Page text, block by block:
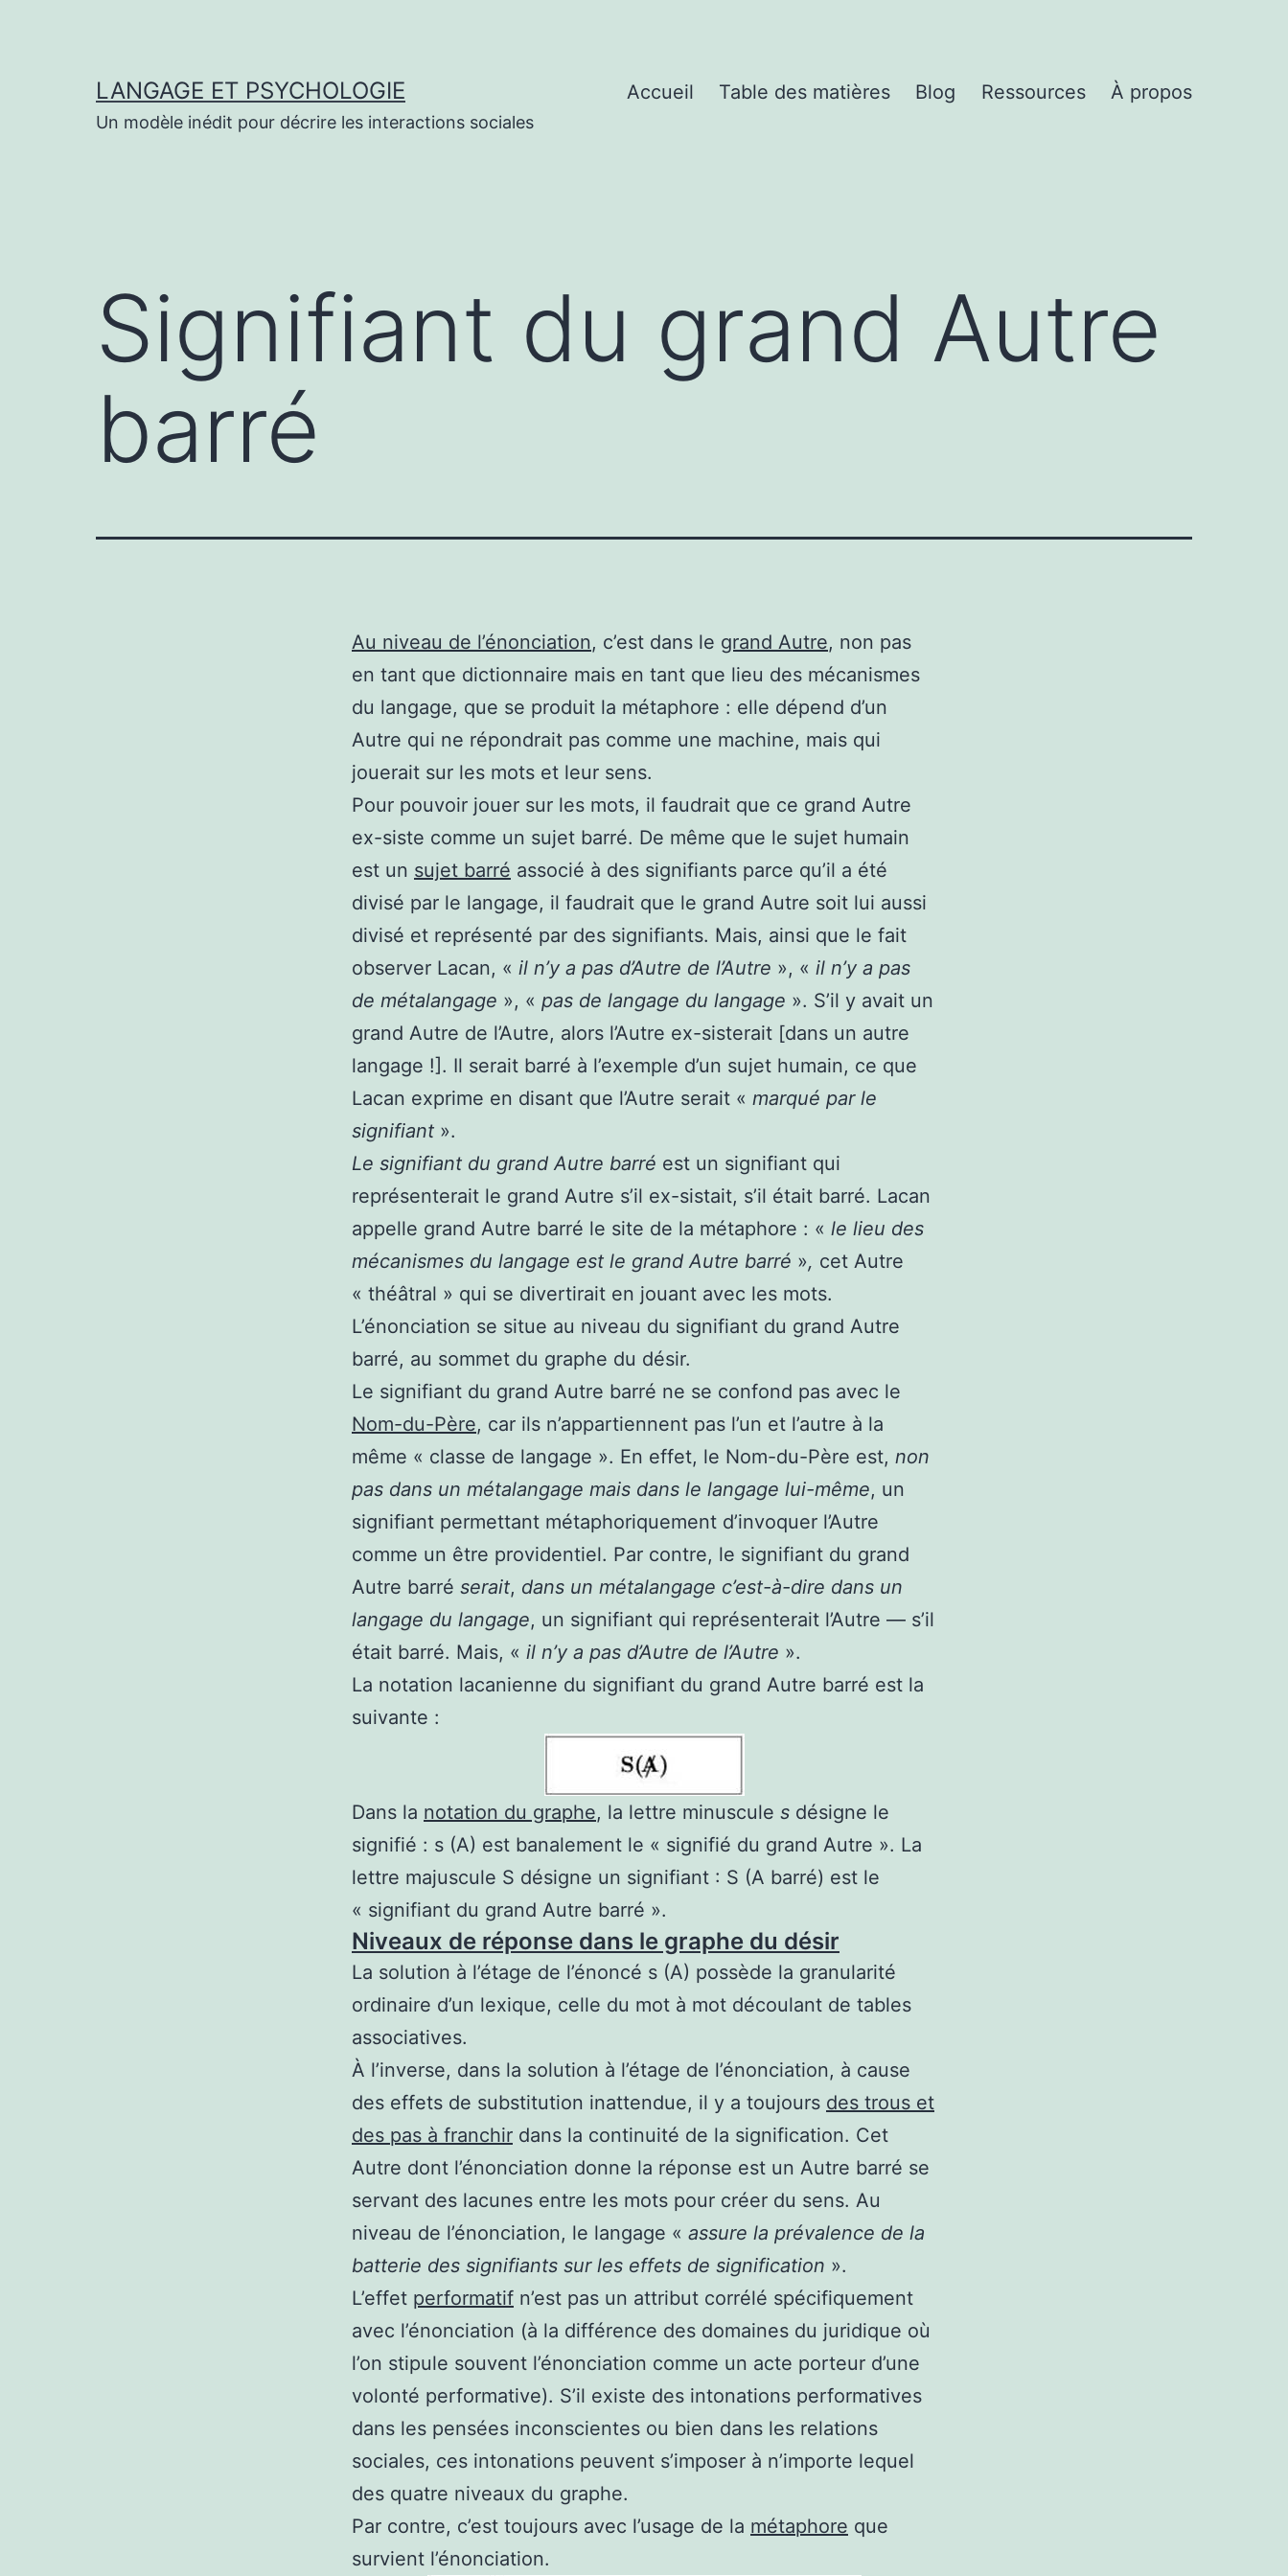
LANGAGE ET PSYCHOLOGIE
Un modèle inédit pour décrire les interactions sociales
Accueil Table des matières Blog Ressources À propos
Signifiant du grand Autre
barré
Au niveau de l’énonciation, c’est dans le grand Autre, non pas
en tant que dictionnaire mais en tant que lieu des mécanismes
du langage, que se produit la métaphore : elle dépend d’un
Autre qui ne répondrait pas comme une machine, mais qui
jouerait sur les mots et leur sens.
Pour pouvoir jouer sur les mots, il faudrait que ce grand Autre
ex-siste comme un sujet barré. De même que le sujet humain
est un sujet barré associé à des signifiants parce qu’il a été
divisé par le langage, il faudrait que le grand Autre soit lui aussi
divisé et représenté par des signifiants. Mais, ainsi que le fait
observer Lacan, « il n’y a pas d’Autre de l’Autre », « il n’y a pas
de métalangage », « pas de langage du langage ». S’il y avait un
grand Autre de l’Autre, alors l’Autre ex-sisterait [dans un autre
langage !]. Il serait barré à l’exemple d’un sujet humain, ce que
Lacan exprime en disant que l’Autre serait « marqué par le
signifiant ».
Le signifiant du grand Autre barré est un signifiant qui
représenterait le grand Autre s’il ex-sistait, s’il était barré. Lacan
appelle grand Autre barré le site de la métaphore : « le lieu des
mécanismes du langage est le grand Autre barré », cet Autre
« théâtral » qui se divertirait en jouant avec les mots.
L’énonciation se situe au niveau du signifiant du grand Autre
barré, au sommet du graphe du désir.
Le signifiant du grand Autre barré ne se confond pas avec le
Nom-du-Père, car ils n’appartiennent pas l’un et l’autre à la
même « classe de langage ». En effet, le Nom-du-Père est, non
pas dans un métalangage mais dans le langage lui-même, un
signifiant permettant métaphoriquement d’invoquer l’Autre
comme un être providentiel. Par contre, le signifiant du grand
Autre barré serait, dans un métalangage c’est-à-dire dans un
langage du langage, un signifiant qui représenterait l’Autre — s’il
était barré. Mais, « il n’y a pas d’Autre de l’Autre ».
La notation lacanienne du signifiant du grand Autre barré est la
suivante :
Dans la notation du graphe, la lettre minuscule s désigne le
signifié : s (A) est banalement le « signifié du grand Autre ». La
lettre majuscule S désigne un signifiant : S (A barré) est le
« signifiant du grand Autre barré ».
Niveaux de réponse dans le graphe du désir
La solution à l’étage de l’énoncé s (A) possède la granularité
ordinaire d’un lexique, celle du mot à mot découlant de tables
associatives.
À l’inverse, dans la solution à l’étage de l’énonciation, à cause
des effets de substitution inattendue, il y a toujours des trous et
des pas à franchir dans la continuité de la signification. Cet
Autre dont l’énonciation donne la réponse est un Autre barré se
servant des lacunes entre les mots pour créer du sens. Au
niveau de l’énonciation, le langage « assure la prévalence de la
batterie des signifiants sur les effets de signification ».
L’effet performatif n’est pas un attribut corrélé spécifiquement
avec l’énonciation (à la différence des domaines du juridique où
l’on stipule souvent l’énonciation comme un acte porteur d’une
volonté performative). S’il existe des intonations performatives
dans les pensées inconscientes ou bien dans les relations
sociales, ces intonations peuvent s’imposer à n’importe lequel
des quatre niveaux du graphe.
Par contre, c’est toujours avec l’usage de la métaphore que
survient l’énonciation.